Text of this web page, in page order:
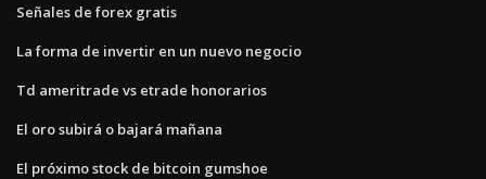
Señales de forex gratis
La forma de invertir en un nuevo negocio
Td ameritrade vs etrade honorarios
El oro subirá o bajará mañana
El próximo stock de bitcoin gumshoe